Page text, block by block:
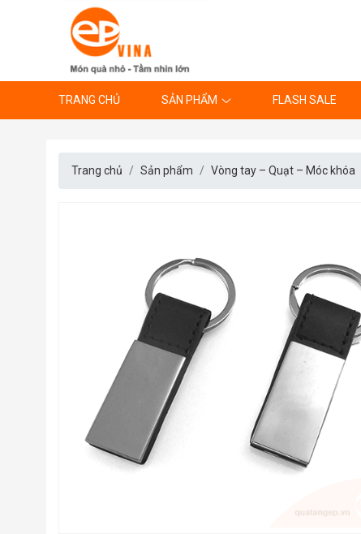
TRANG CHỦ SẢN PHẨM FLASH SALE
Trang chủ Sản phẩm Vòng tay – Quạt – Móc khóa